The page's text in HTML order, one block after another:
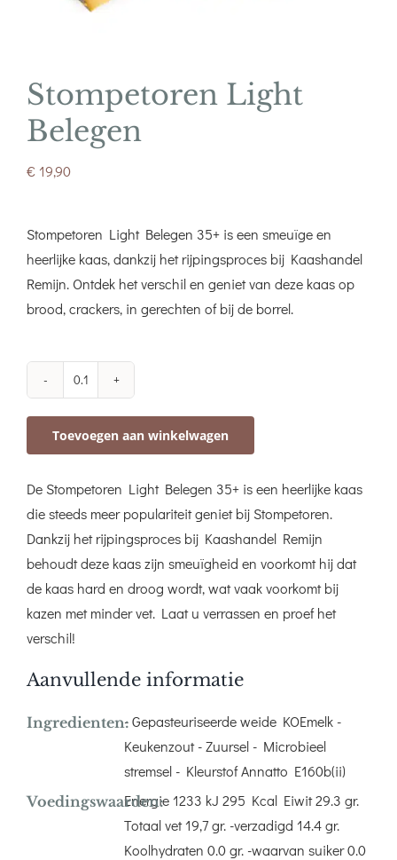
Stompetoren Light
Belegen
€ 19,90
Stompetoren Light Belegen 35+ is een smeuïge en
heerlijke kaas, dankzij het rijpingsproces bij Kaashandel
Remijn. Ontdek het verschil en geniet van deze kaas op
brood, crackers, in gerechten of bij de borrel.
Stompetoren
Light
Belegen
Toevoegen aan winkelwagen
De Stompetoren Light Belegen 35+ is een heerlijke kaas
die steeds meer populariteit geniet bij Stompetoren.
Dankzij het rijpingsproces bij Kaashandel Remijn
behoudt deze kaas zijn smeuïgheid en voorkomt hij dat
de kaas hard en droog wordt, wat vaak voorkomt bij
kazen met minder vet. Laat u verrassen en proef het
verschil!
Aanvullende informatie
Ingredienten:- Gepasteuriseerde weide KOEmelk -
Keukenzout - Zuursel - Microbieel
stremsel - Kleurstof Annatto E160b(ii)
Voedingswaarden:Energie 1233 kJ 295 Kcal Eiwit 29.3 gr.
Totaal vet 19,7 gr. -verzadigd 14.4 gr.
Koolhydraten 0.0 gr. -waarvan suiker 0.0